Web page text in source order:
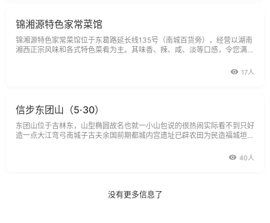
锦湘源特色家常菜馆
锦湘源特色家常菜馆位于东葛路延长线135号（南城百货旁），经营以湖南
湘西正宗风味和各式特色菜肴为主。其味香、辣、咸、淡等口感，令您满
17人
信步东团山（5·30）
东团山位于吉林东，山型椭圆故名也就一小山包说的很热闹实际看不到只好
造一点大江弯弓南城子古夫余国前期都城内宫遗址已辟农田为民造福城垣隐
40人
没有更多信息了